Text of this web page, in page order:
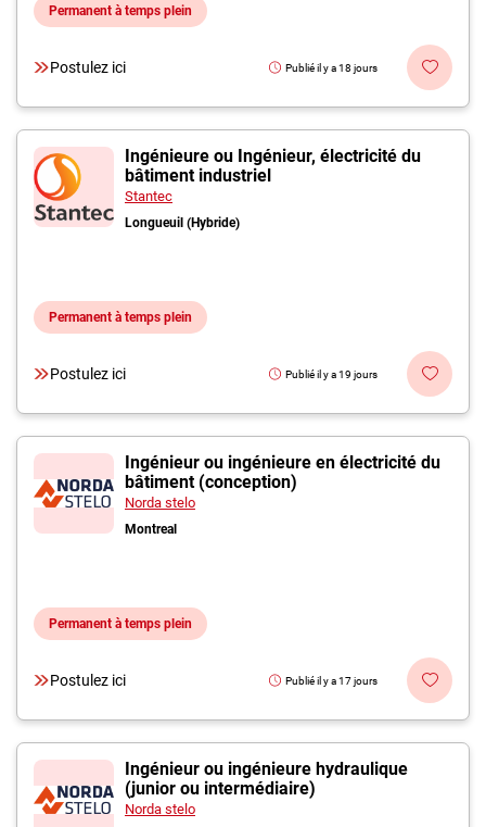
Permanent à temps plein
Postulez ici Publié il y a 18 jours
Ingénieure ou Ingénieur, électricité du
bâtiment industriel
Stantec
Longueuil (Hybride)
Permanent à temps plein
Postulez ici Publié il y a 19 jours
Ingénieur ou ingénieure en électricité du
bâtiment (conception)
Norda stelo
Montreal
Permanent à temps plein
Postulez ici Publié il y a 17 jours
Ingénieur ou ingénieure hydraulique
(junior ou intermédiaire)
Norda stelo